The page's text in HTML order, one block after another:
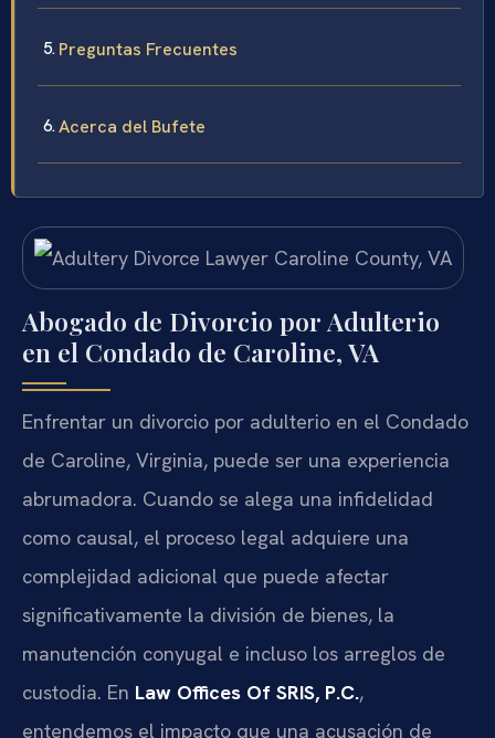
Preguntas Frecuentes
Acerca del Bufete
Abogado de Divorcio por Adulterio
en el Condado de Caroline, VA
Enfrentar un divorcio por adulterio en el Condado
de Caroline, Virginia, puede ser una experiencia
abrumadora. Cuando se alega una infidelidad
como causal, el proceso legal adquiere una
complejidad adicional que puede afectar
significativamente la división de bienes, la
manutención conyugal e incluso los arreglos de
custodia. En Law Offices Of SRIS, P.C.,
entendemos el impacto que una acusación de